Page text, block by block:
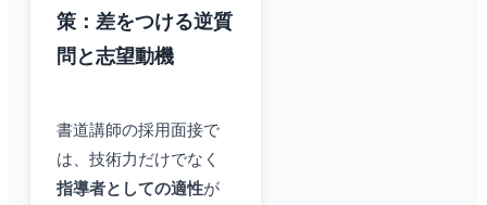
策：差をつける逆質
問と志望動機
書道講師の採用面接で
は、技術力だけでなく
指導者としての適性が